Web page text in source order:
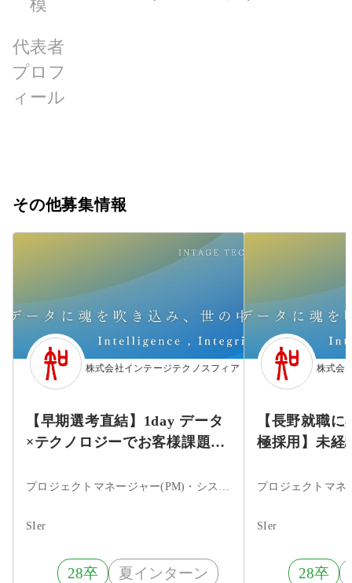
模
代表者
プロフ
ィール
その他募集情報
株式会社インテージテクノスフィア
【早期選考直結】1day データ
×テクノロジーでお客様課題の
プロジェクトマネージャー(PM)・システムエンジニア・ITコンサルタント・まだ決まっていない
SIer
28卒 夏インターン
株式会
【長野就職
極採用】未経
SIer
28卒